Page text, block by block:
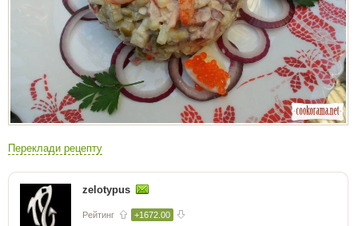
Переклади рецепту
zelotypus
Рейтинг +1672.00